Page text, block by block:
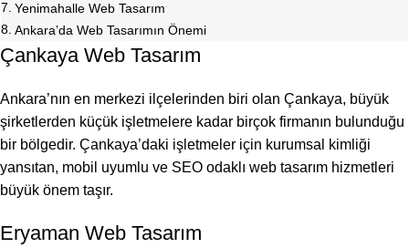
Yenimahalle Web Tasarım
Ankara’da Web Tasarımın Önemi
Çankaya Web Tasarım
Ankara’nın en merkezi ilçelerinden biri olan Çankaya, büyük
şirketlerden küçük işletmelere kadar birçok firmanın bulunduğu
bir bölgedir. Çankaya’daki işletmeler için kurumsal kimliği
yansıtan, mobil uyumlu ve SEO odaklı web tasarım hizmetleri
büyük önem taşır.
Eryaman Web Tasarım